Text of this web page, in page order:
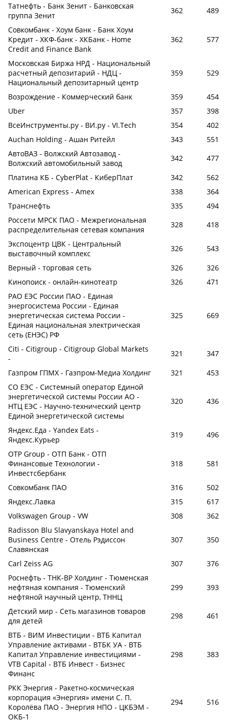
Татнефть - Банк Зенит - Банковская
группа Зенит
362
489
Совкомбанк - Хоум банк - Банк Хоум
Кредит - ХКФ-банк - ХКБанк - Home
Credit and Finance Bank
362 577
Московская Биржа НРД - Национальный
расчетный депозитарий - НДЦ -
Национальный депозитарный центр
359 529
Возрождение - Коммерческий банк 359
454
Uber
357
398
ВсеИнструменты.ру - ВИ.ру - VI.Tech
354
402
Auchan Holding - Ашан Ритейл
343
551
АвтоВАЗ - Волжский Автозавод -
Волжский автомобильный завод
342
477
Платина КБ - CyberPlat - КиберПлат
342
562
American Express - Amex
338
364
Транснефть
335
494
Россети МРСК ПАО - Межрегиональная
распределительная сетевая компания
328
418
Экспоцентр ЦВК - Центральный
выставочный комплекс
326
543
Верный - торговая сеть
326
326
Кинопоиск - онлайн-кинотеатр
326
471
РАО ЕЭС России ПАО - Единая
энергосистема России - Единая
энергетическая система России -
Единая национальная электрическая
сеть (ЕНЭС) РФ
325 669
Citi - Citigroup - Citigroup Global Markets
-
321
347
Газпром ГПМХ - Газпром-Медиа Холдинг
321
453
СО ЕЭС - Системный оператор Единой
энергетической системы России АО -
НТЦ ЕЭС - Научно-технический центр
Единой энергетической системы
320 436
Яндекс.Еда - Yandex Eats -
Яндекс.Курьер
319
496
OTP Group - ОТП Банк - ОТП
Финансовые Технологии -
Инвестсбербанк
318 581
Совкомбанк ПАО 316
502
Яндекс.Лавка
315
617
Volkswagen Group - VW
308
362
Radisson Blu Slavyanskaya Hotel and
Business Centre - Отель Рэдиссон
Славянская
307 350
Carl Zeiss AG 307
376
Роснефть - ТНК-ВР Холдинг - Тюменская
нефтяная компания - Тюменский
нефтяной научный центр, ТННЦ
299 393
Детский мир - Сеть магазинов товаров
для детей
298
461
ВТБ - ВИМ Инвестиции - ВТБ Капитал
Управление активами - ВТБК УА - ВТБ
Капитал Управление инвестициями -
VTB Capital - ВТБ Инвест - Бизнес
Финанс
298 383
РКК Энергия - Ракетно-космическая
корпорация «Энергия» имени С. П.
Королёва ПАО - Энергия НПО - ЦКБЭМ -
ОКБ-1
294 516